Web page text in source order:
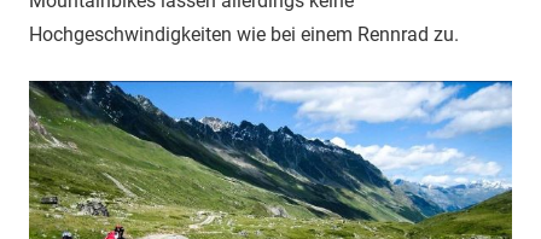
Hochgeschwindigkeiten wie bei einem Rennrad zu.